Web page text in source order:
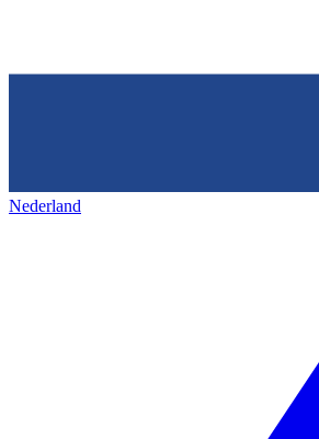
Nederland